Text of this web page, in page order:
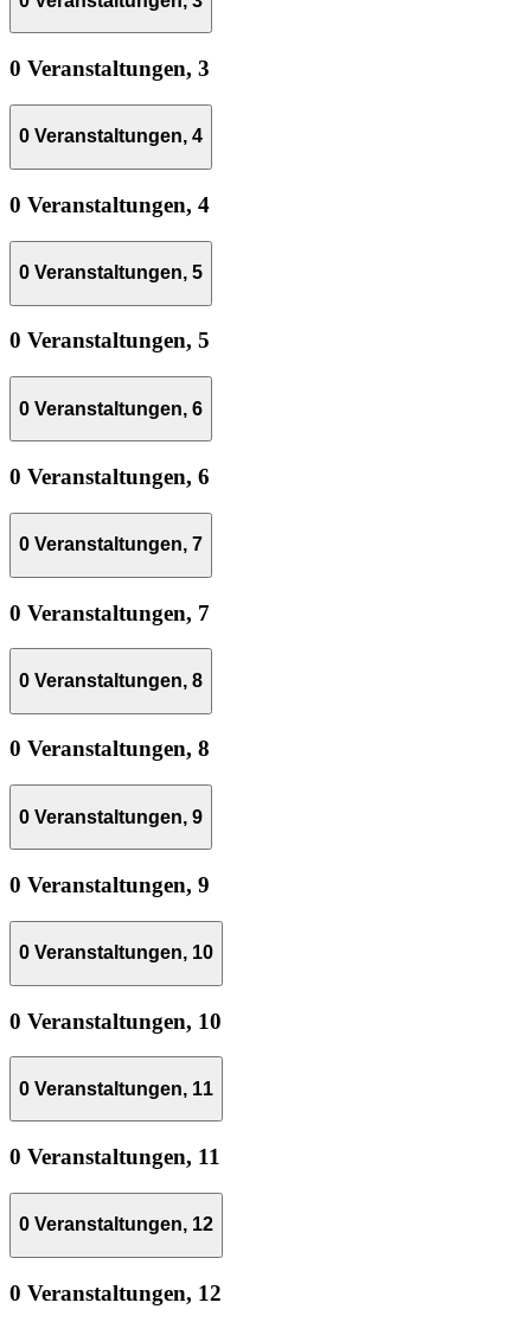
0 Veranstaltungen, 3
0 Veranstaltungen, 4
0 Veranstaltungen, 4
0 Veranstaltungen, 5
0 Veranstaltungen, 5
0 Veranstaltungen, 6
0 Veranstaltungen, 6
0 Veranstaltungen, 7
0 Veranstaltungen, 7
0 Veranstaltungen, 8
0 Veranstaltungen, 8
0 Veranstaltungen, 9
0 Veranstaltungen, 9
0 Veranstaltungen, 10
0 Veranstaltungen, 10
0 Veranstaltungen, 11
0 Veranstaltungen, 11
0 Veranstaltungen, 12
0 Veranstaltungen, 12